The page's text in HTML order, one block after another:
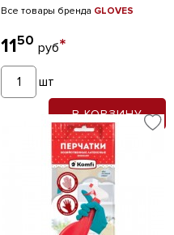
Все товары бренда GLOVES
1150 руб*
шт
В КОРЗИНУ